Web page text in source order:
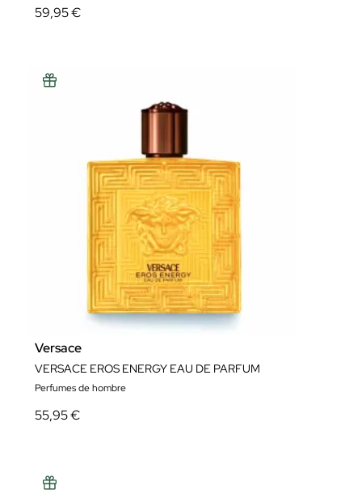
59,95 €
Versace
VERSACE EROS ENERGY EAU DE PARFUM
Perfumes de hombre
55,95 €